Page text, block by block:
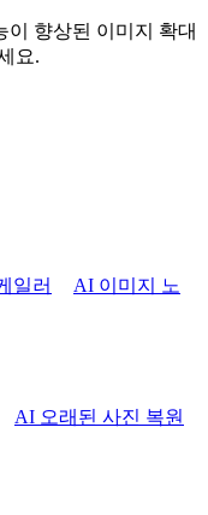
이 향상된 이미지 확대
요.
일러
AI 이미지 노
AI 오래된 사진 복원